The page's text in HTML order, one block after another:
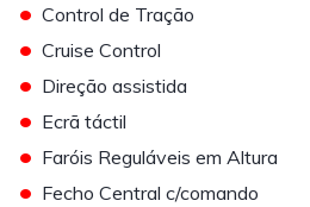
• Control de Tração
• Cruise Control
• Direção assistida
• Ecrã táctil
• Faróis Reguláveis em Altura
• Fecho Central c/comando